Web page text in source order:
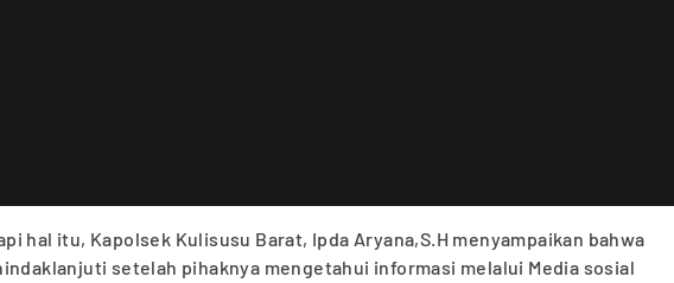
hal itu, Kapolsek Kulisusu Barat, Ipda Aryana,S.H menyampaikan bahwa
setelah pihaknya mengetahui informasi melalui Media sosial